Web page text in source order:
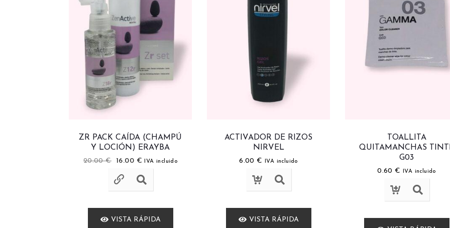
ZR PACK CAÍDA (CHAMPÚ
Y LOCIÓN) ERAYBA
20.00€ 16.00 € IVA incluido
VISTA RÁPIDA
ACTIVADOR DE RIZOS
NIRVEL
6.00 € IVA incluido
VISTA RÁPIDA
TOALLITA
QUITAMANCHAS
G03
0.60 € IVA incluido